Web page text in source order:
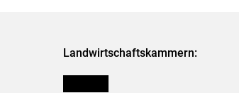
Landwirtschaftskammern: